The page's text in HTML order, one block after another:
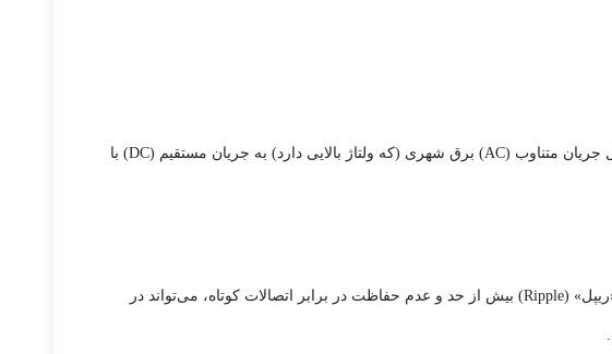
، همان‌طور که از نامش پیداست، مسئول تامین انرژی الکتریکی تمام اجزای کامپیوتر است. وظیفه اصلی پاور، تبدیل جریان متناوب (AC) برق شهری (که ولتاژ بالایی دارد) به جریان مستقیم (DC) با
تصور کنید بهترین و گران‌ترین قطعات دنیا را خریده‌اید، اما آن‌ها را به یک منبع تغذیه بی‌کیفیت متصل کرده‌اید. نوسانات ولتاژ، «ریپل» (Ripple) بیش از حد و عدم حفاظت در برابر اتصالات کوتاه، می‌تواند در